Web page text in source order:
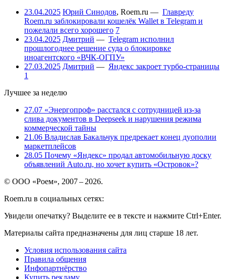
23.04.2025 Юрий Синодов, Roem.ru — Главреду
Roem.ru заблокировали кошелёк Wallet в Telegram и
пожелали всего хорошего 7
23.04.2025 Дмитрий — Telegram исполнил
прошлогоднее решение суда о блокировке
иноагентского «ВЧК-ОГПУ»
27.03.2025 Дмитрий — Яндекс закроет турбо-страницы
1
Лучшее за неделю
27.07 «Энергопроф» расстался с сотрудницей из-за
слива документов в Deepseek и нарушения режима
коммерческой тайны
21.06 Владислав Бакальчук предрекает конец дуополии
маркетплейсов
28.05 Почему «Яндекс» продал автомобильную доску
объявлений Auto.ru, но хочет купить «Островок»?
© ООО «Роем», 2007 – 2026.
Roem.ru в социальных сетях:
Увидели опечатку? Выделите ее в тексте и нажмите Ctrl+Enter.
Материалы сайта предназначены для лиц старше 18 лет.
Условия использования сайта
Правила общения
Инфопартнёрство